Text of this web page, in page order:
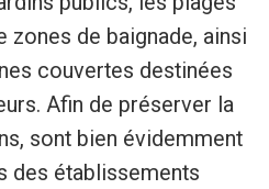
zones de baignade, ainsi
couvertes destinées
Afin de préserver la
sont bien évidemment
des établissements